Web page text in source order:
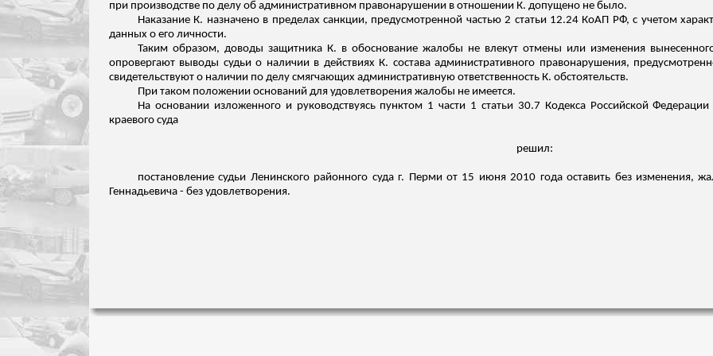
при производстве по делу об административном правонарушении в отношении К. допущено не было.
Наказание К. назначено в пределах санкции, предусмотренной частью 2 статьи 12.24 КоАП РФ, с учетом
данных о его личности.
Таким образом, доводы защитника К. в обоснование жалобы не влекут отмены или изменения
опровергают выводы судьи о наличии в действиях К. состава административного правонарушения,
свидетельствуют о наличии по делу смягчающих административную ответственность К. обстоятельств.
При таком положении оснований для удовлетворения жалобы не имеется.
На основании изложенного и руководствуясь пунктом 1 части 1 статьи 30.7 Кодекса Российской
краевого суда
решил:
постановление судьи Ленинского районного суда г. Перми от 15 июня 2010 года оставить без изменения,
Геннадьевича - без удовлетворения.